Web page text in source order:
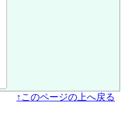
↑このページの上へ戻る